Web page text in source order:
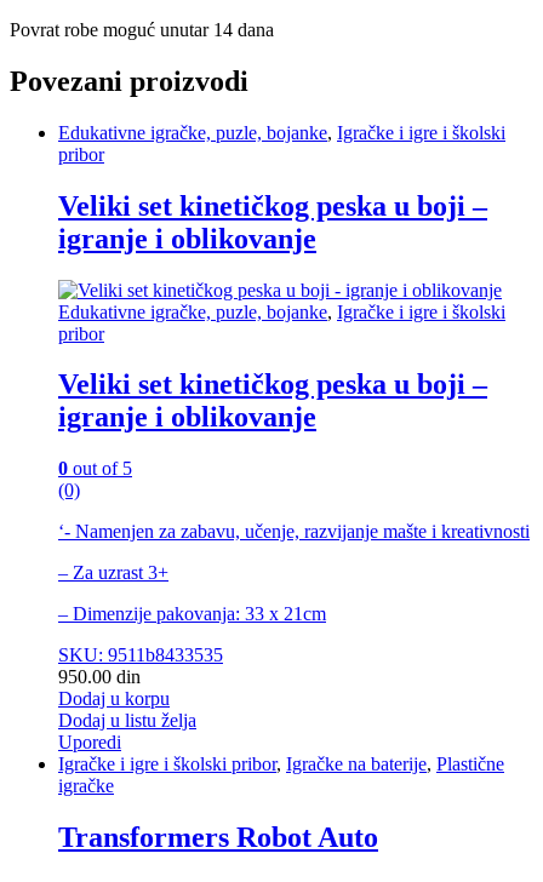
Povrat robe moguć unutar 14 dana
Povezani proizvodi
Edukativne igračke, puzle, bojanke, Igračke i igre i školski
pribor
Veliki set kinetičkog peska u boji –
igranje i oblikovanje
Edukativne igračke, puzle, bojanke, Igračke i igre i školski
pribor
Veliki set kinetičkog peska u boji –
igranje i oblikovanje
0 out of 5
(0)
‘- Namenjen za zabavu, učenje, razvijanje mašte i kreativnosti
– Za uzrast 3+
– Dimenzije pakovanja: 33 x 21cm
SKU: 9511b8433535
950.00 din
Dodaj u korpu
Dodaj u listu želja
Uporedi
Igračke i igre i školski pribor, Igračke na baterije, Plastične
igračke
Transformers Robot Auto